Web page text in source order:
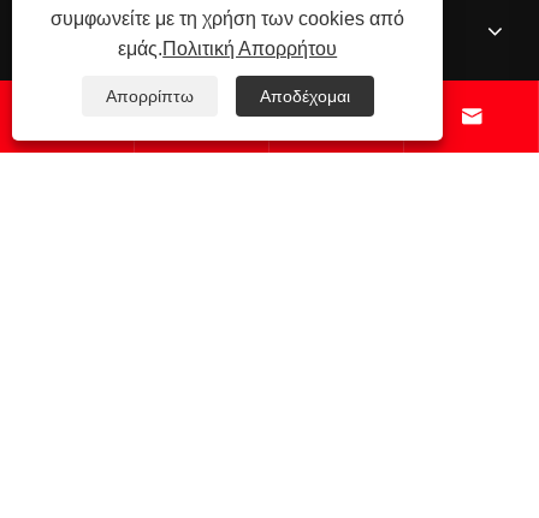
Σχετικά με εμάς
Προϊόντα
 
συμφωνείτε με τη χρήση των cookies από
εμάς.Πολιτική Απορρήτου
Απορρίπτω Αποδέχομαι